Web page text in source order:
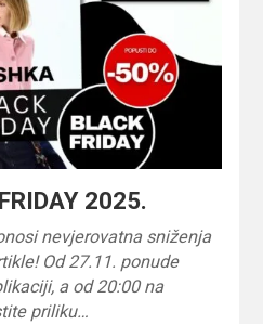
2025.
nevjerovatna sniženja
Od 27.11. ponude
a od 20:00 na
priliku…